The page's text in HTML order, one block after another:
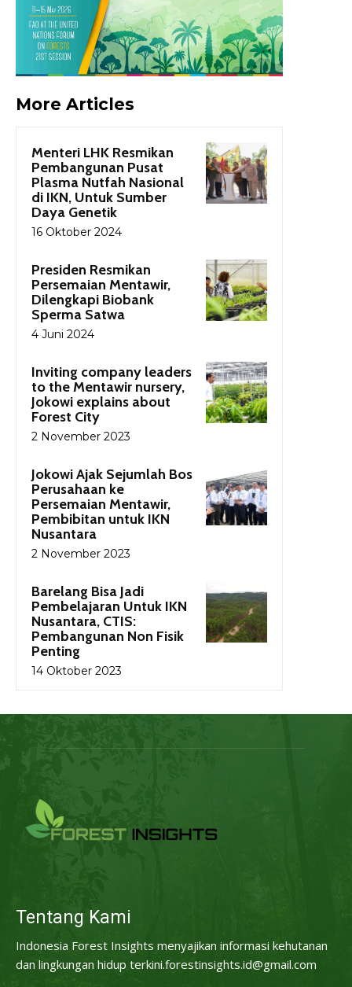
More Articles
Menteri LHK Resmikan
Pembangunan Pusat
Plasma Nutfah Nasional
di IKN, Untuk Sumber
Daya Genetik
16 Oktober 2024
Presiden Resmikan
Persemaian Mentawir,
Dilengkapi Biobank
Sperma Satwa
4 Juni 2024
Inviting company leaders
to the Mentawir nursery,
Jokowi explains about
Forest City
2 November 2023
Jokowi Ajak Sejumlah Bos
Perusahaan ke
Persemaian Mentawir,
Pembibitan untuk IKN
Nusantara
2 November 2023
Barelang Bisa Jadi
Pembelajaran Untuk IKN
Nusantara, CTIS:
Pembangunan Non Fisik
Penting
14 Oktober 2023
Tentang Kami
Indonesia Forest Insights menyajikan informasi kehutanan
dan lingkungan hidup terkini.forestinsights.id@gmail.com